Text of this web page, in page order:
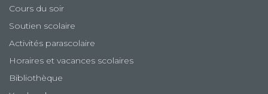
Cours du soir
Soutien scolaire
Activités parascolaire
Horaires et vacances scolaires
Bibliothèque